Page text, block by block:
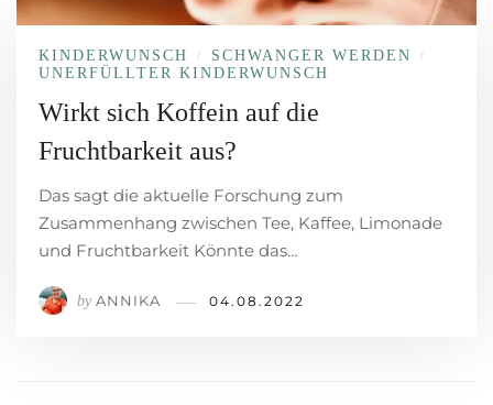
KINDERWUNSCH / SCHWANGER WERDEN /
UNERFÜLLTER KINDERWUNSCH
Wirkt sich Koffein auf die
Fruchtbarkeit aus?
Das sagt die aktuelle Forschung zum
Zusammenhang zwischen Tee, Kaffee, Limonade
und Fruchtbarkeit Könnte das…
by ANNIKA 04.08.2022